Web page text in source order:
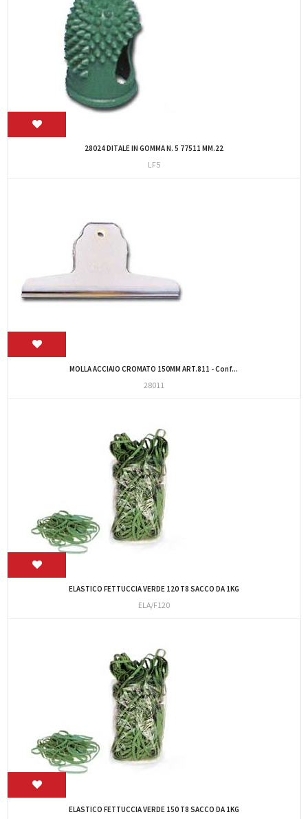
28024 DITALE IN GOMMA N. 5 77511 MM.22
LF5
MOLLA ACCIAIO CROMATO 150MM ART.811 - Conf...
28011
ELASTICO FETTUCCIA VERDE 120 T8 SACCO DA 1KG
ELA/F120
ELASTICO FETTUCCIA VERDE 150 T8 SACCO DA 1KG